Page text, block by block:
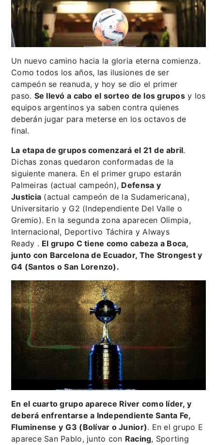
Un nuevo camino hacia la gloria eterna comienza.
Como todos los años, las ilusiones de ser
campeón se reanuda, y hoy se dio el primer
paso. Se llevó a cabo el sorteo de los grupos y los
equipos argentinos ya saben contra quienes
deberán jugar para meterse en los octavos de
final.
La etapa de grupos comenzará el 21 de abril.
Dichas zonas quedaron conformadas de la
siguiente manera. En el primer grupo estarán
Palmeiras (actual campeón), Defensa y
Justicia (actual campeón de la Sudamericana),
Universitario y G2 (Independiente Del Valle o
Gremio). En la segunda zona aparecen Olimpia,
Internacional, Deportivo Táchira y Always
Ready . El grupo C tiene como cabeza a Boca,
junto con Barcelona de Ecuador, The Strongest y
G4 (Santos o San Lorenzo).
En el cuarto grupo aparece River como líder, y
deberá enfrentarse a Independiente Santa Fe,
Fluminense y G3 (Bolívar o Junior). En el grupo E
aparece San Pablo, junto con Racing, Sporting